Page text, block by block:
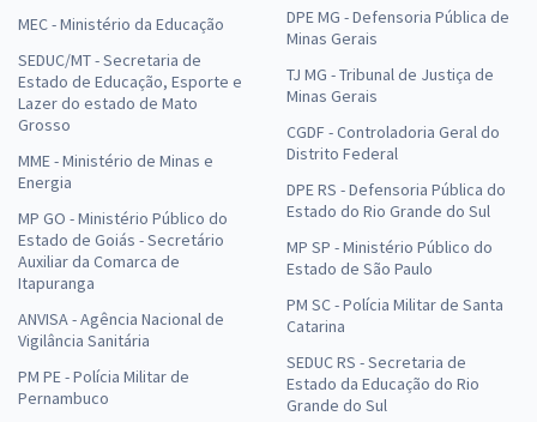
MEC - Ministério da Educação
SEDUC/MT - Secretaria de
Estado de Educação, Esporte e
Lazer do estado de Mato
Grosso
MME - Ministério de Minas e
Energia
MP GO - Ministério Público do
Estado de Goiás - Secretário
Auxiliar da Comarca de
Itapuranga
ANVISA - Agência Nacional de
Vigilância Sanitária
PM PE - Polícia Militar de
Pernambuco
DPE MG - Defensoria Pública de
Minas Gerais
TJ MG - Tribunal de Justiça de
Minas Gerais
CGDF - Controladoria Geral do
Distrito Federal
DPE RS - Defensoria Pública do
Estado do Rio Grande do Sul
MP SP - Ministério Público do
Estado de São Paulo
PM SC - Polícia Militar de Santa
Catarina
SEDUC RS - Secretaria de
Estado da Educação do Rio
Grande do Sul